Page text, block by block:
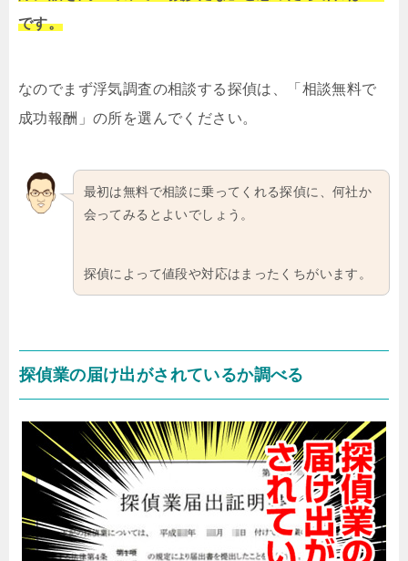
です。
なのでまず浮気調査の相談する探偵は、「相談無料で
成功報酬」の所を選んでください。
最初は無料で相談に乗ってくれる探偵に、何社か
会ってみるとよいでしょう。
探偵によって値段や対応はまったくちがいます。
探偵業の届け出がされているか調べる